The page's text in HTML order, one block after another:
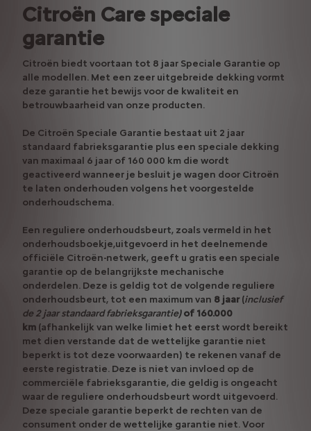
Citroën Care speciale
garantie
Citroën biedt voortaan tot 8 jaar Speciale Garantie op
alle modellen. Met een zeer uitgebreide dekking vormt
deze garantie het bewijs voor de kwaliteit en
betrouwbaarheid van onze producten.
De Citroën Speciale Garantie bestaat uit 2 jaar
standaard fabrieksgarantie plus een speciale dekking
van maximaal 6 jaar of 160 000 km die wordt
geactiveerd wanneer je besluit je wagen door Citroën
te laten onderhouden volgens het voorgestelde
onderhoudschema.
Een reguliere onderhoudsbeurt, zoals vermeld in het
onderhoudsboekje,uitgevoerd in het deelnemende
officiële Citroën-netwerk, geeft u gratis een speciale
garantie op de belangrijkste mechanische
onderdelen. Deze is geldig tot de volgende reguliere
onderhoudsbeurt, tot een maximum van 8 jaar(inclusief
de 2 jaar standaard fabrieksgarantie)of 160.000
km (afhankelijk van welke limiet het eerst wordt bereikt
met dien verstande dat de wettelijke garantie niet
beperkt is tot deze voorwaarden) te rekenen vanaf de
eerste registratie. Deze is niet van invloed op de
commerciële fabrieksgarantie, die geldig is ongeacht
waar de reguliere onderhoudsbeurt wordt uitgevoerd.
Deze speciale garantie beperkt de rechten van de
consument onder de wettelijke garantie niet. Voor